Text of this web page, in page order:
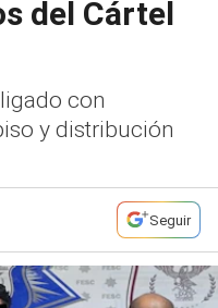
del Cártel
con
y distribución
Seguir